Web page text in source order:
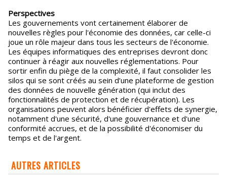
Perspectives
Les gouvernements vont certainement élaborer de
nouvelles règles pour l'économie des données, car celle-ci
joue un rôle majeur dans tous les secteurs de l'économie.
Les équipes informatiques des entreprises devront donc
continuer à réagir aux nouvelles réglementations. Pour
sortir enfin du piège de la complexité, il faut consolider les
silos qui se sont créés au sein d’une plateforme de gestion
des données de nouvelle génération (qui inclut des
fonctionnalités de protection et de récupération). Les
organisations peuvent alors bénéficier d'effets de synergie,
notamment d'une sécurité, d'une gouvernance et d'une
conformité accrues, et de la possibilité d'économiser du
temps et de l'argent.
AUTRES ARTICLES